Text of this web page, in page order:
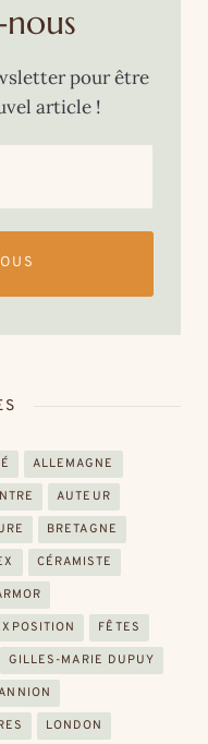
pour être
article !
ALLEMAGNE
AUTEUR
BRETAGNE
CÉRAMISTE
FÊTES
GILLES-MARIE DUPUY
LONDON